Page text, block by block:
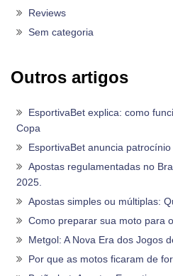
Reviews
Sem categoria
Outros artigos
EsportivaBet explica: como
Copa
EsportivaBet anuncia
Apostas regulamentadas no
2025.
Apostas simples ou múltiplas:
Como preparar sua moto para
Metgol: A Nova Era dos Jogos
Por que as motos ficaram de